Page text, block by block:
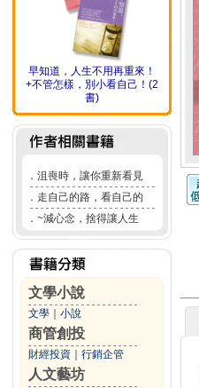
早知道，人生不用再重來！
+不管怎樣，別小看自己！(2
書)
． 沮喪時，讓你重新看見
． 走自己的路，看自己的
． ~減心念，捨得讓人生
文學小說
文學 小說
商管創投
財經投資 行銷企管
人文藝坊